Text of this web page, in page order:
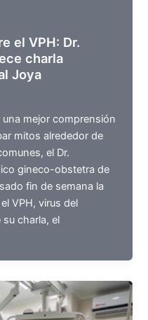
el VPH: Dr.
charla
Joya
mejor comprensión
mitos alrededor de
el Dr.
gineco-obstetra de
fin de semana la
VPH, virus del
su charla, el